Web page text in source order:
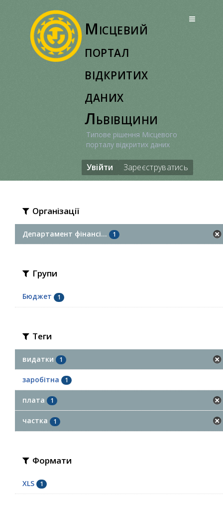
Місцевий
портал
відкритих
даних
Львівщини
Типове рішення Місцевого
порталу відкритих даних
Увійти Зареєструватись
Організації
Департамент фінансі... 1
Групи
Бюджет 1
Теги
видатки 1
заробітна 1
плата 1
частка 1
Формати
XLS 1